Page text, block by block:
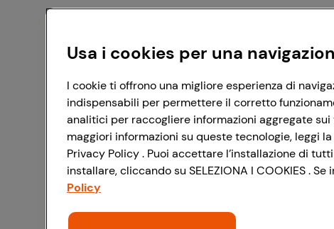
Usa i cookies per una
I cookie ti offrono una migliore esperienza di
indispensabili per permettere il corretto
analitici per raccogliere informazioni aggregate
maggiori informazioni su queste tecnologie, leggi
Privacy Policy . Puoi accettare l’installazione di
installare, cliccando su SELEZIONA I COOKIES .
Policy